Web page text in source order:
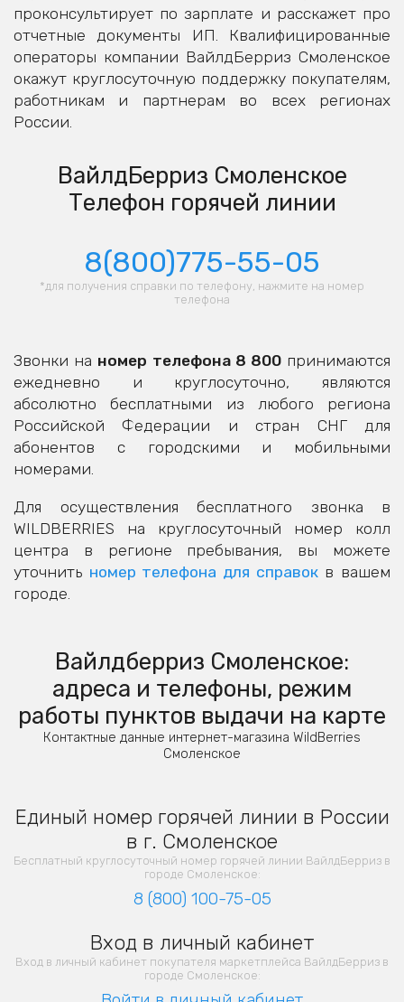
проконсультирует по зарплате и расскажет про
отчетные документы ИП. Квалифицированные
операторы компании ВайлдБерриз Смоленское
окажут круглосуточную поддержку покупателям,
работникам и партнерам во всех регионах
России.
ВайлдБерриз Смоленское
Телефон горячей линии
8(800)775-55-05
*для получения справки по телефону, нажмите на номер
телефона
Звонки на номер телефона 8 800принимаются
ежедневно и круглосуточно, являются
абсолютно бесплатными из любого региона
Российской Федерации и стран СНГ для
абонентов с городскими и мобильными
номерами.
Для осуществления бесплатного звонка в
WILDBERRIES на круглосуточный номер колл
центра в регионе пребывания, вы можете
уточнить номер телефона для справокв вашем
городе.
Вайлдберриз Смоленское:
адреса и телефоны, режим
работы пунктов выдачи на карте
Контактные данные интернет-магазина WildBerries
Смоленское
Единый номер горячей линии в России
в г. Смоленское
Бесплатный круглосуточный номер горячей линии ВайлдБерриз в
городе Смоленское:
8 (800) 100-75-05
Вход в личный кабинет
Вход в личный кабинет покупателя маркетплейса ВайлдБерриз в
городе Смоленское: